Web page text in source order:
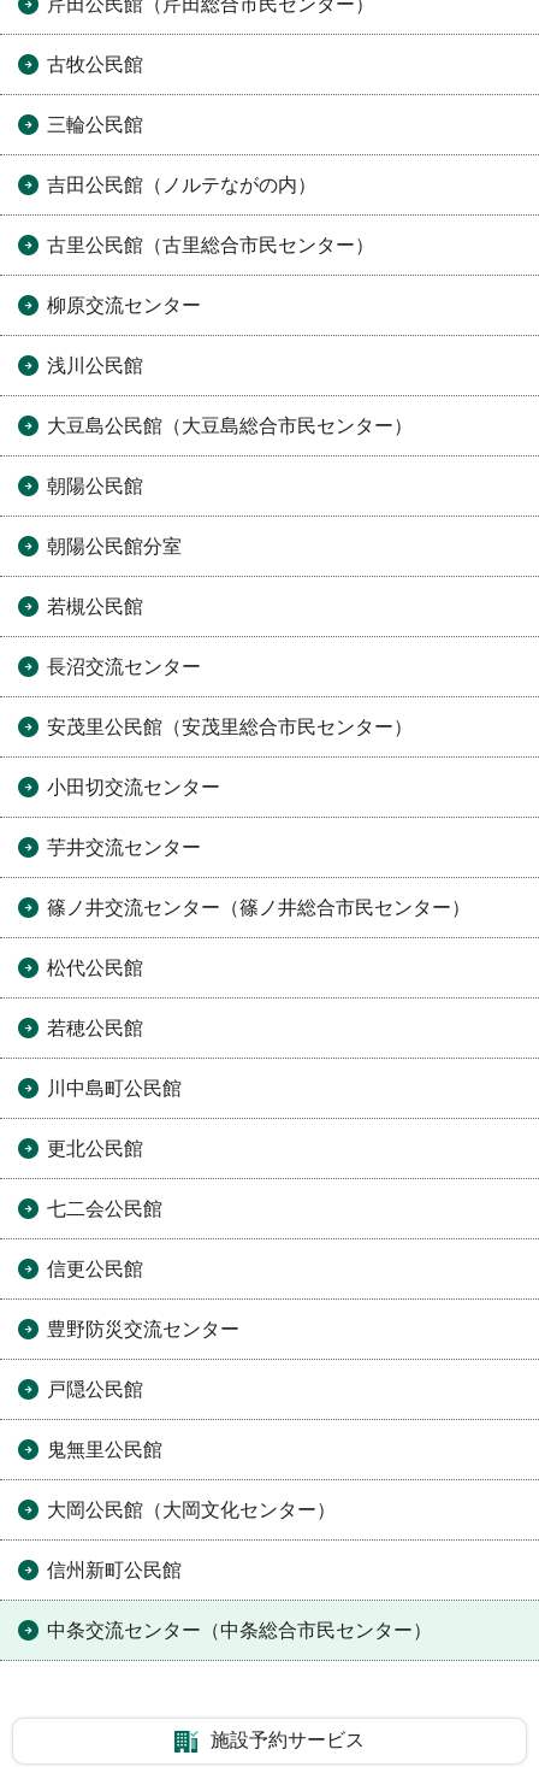
芹田公民館（芹田総合市民センター）
古牧公民館
三輪公民館
吉田公民館（ノルテながの内）
古里公民館（古里総合市民センター）
柳原交流センター
浅川公民館
大豆島公民館（大豆島総合市民センター）
朝陽公民館
朝陽公民館分室
若槻公民館
長沼交流センター
安茂里公民館（安茂里総合市民センター）
小田切交流センター
芋井交流センター
篠ノ井交流センター（篠ノ井総合市民センター）
松代公民館
若穂公民館
川中島町公民館
更北公民館
七二会公民館
信更公民館
豊野防災交流センター
戸隠公民館
鬼無里公民館
大岡公民館（大岡文化センター）
信州新町公民館
中条交流センター（中条総合市民センター）
施設予約サービス